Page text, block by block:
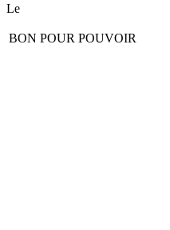
Le
BON POUR POUVOIR